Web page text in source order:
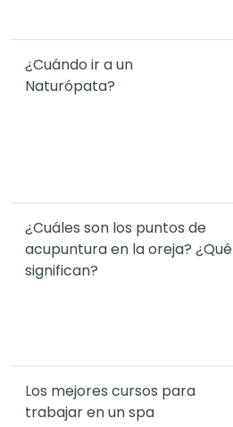
¿Cuándo ir a un
Naturópata?
¿Cuáles son los puntos de
acupuntura en la oreja? ¿Qué
significan?
Los mejores cursos para
trabajar en un spa